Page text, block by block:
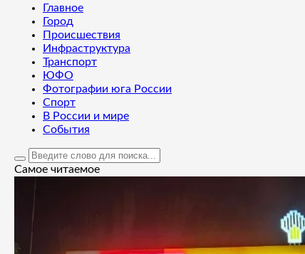
Главное
Город
Происшествия
Инфраструктура
Транспорт
ЮФО
Фотографии юга России
Спорт
В России и мире
События
Самое читаемое